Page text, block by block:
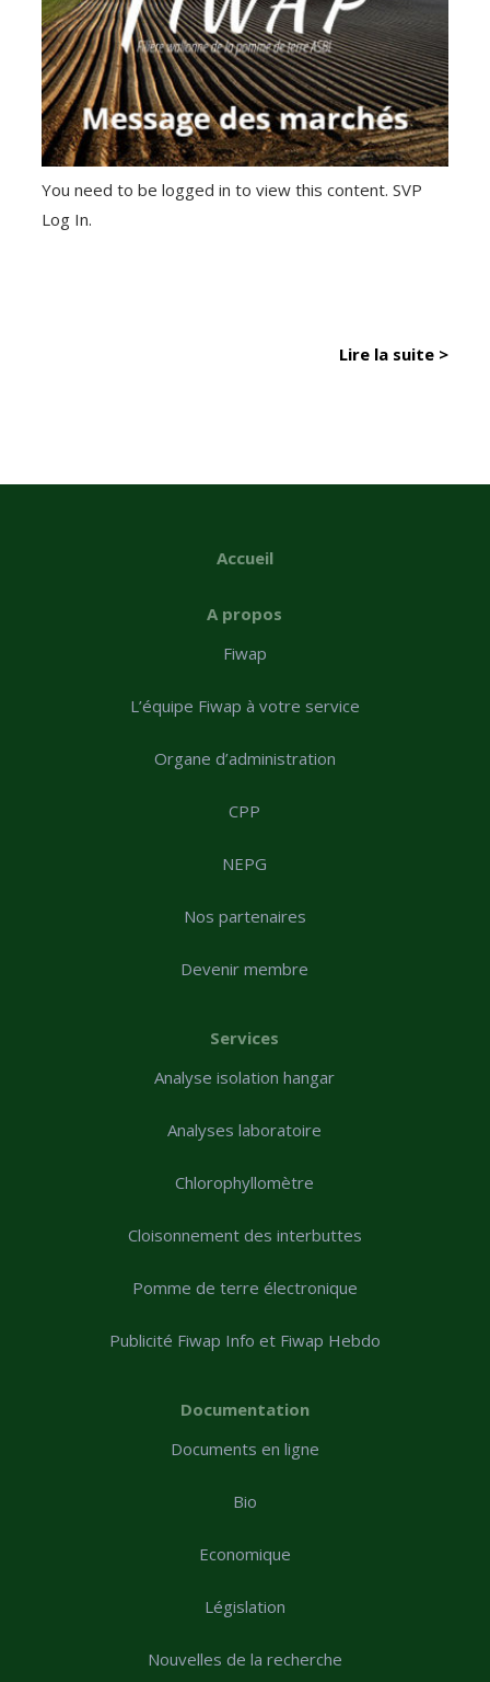
You need to be logged in to view this content. SVP
Log In.
Lire la suite >
Accueil
A propos
Fiwap
L’équipe Fiwap à votre service
Organe d’administration
CPP
NEPG
Nos partenaires
Devenir membre
Services
Analyse isolation hangar
Analyses laboratoire
Chlorophyllomètre
Cloisonnement des interbuttes
Pomme de terre électronique
Publicité Fiwap Info et Fiwap Hebdo
Documentation
Documents en ligne
Bio
Economique
Législation
Nouvelles de la recherche